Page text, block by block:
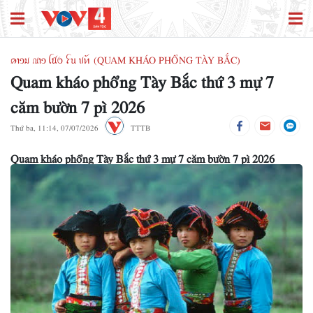
ꪁꪱꪫꪣ ꪄꪱꪫ ꪶꪠꪉ ꪼꪕ ꪚꪀꪰ (QUAM KHÁO PHỔNG TÀY BẮC)
Quam kháo phổng Tày Bắc thứ 3 mự 7
căm bườn 7 pì 2026
Thứ ba, 11:14, 07/07/2026 TTTB
Quam kháo phổng Tày Bắc thứ 3 mự 7 căm bườn 7 pì 2026